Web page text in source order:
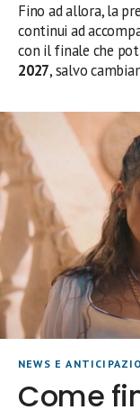
Fino ad allora, la
continui ad
con il finale che
2027, salvo
NEWS E
Come